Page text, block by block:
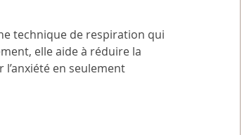
technique de respiration qui
elle aide à réduire la
en seulement